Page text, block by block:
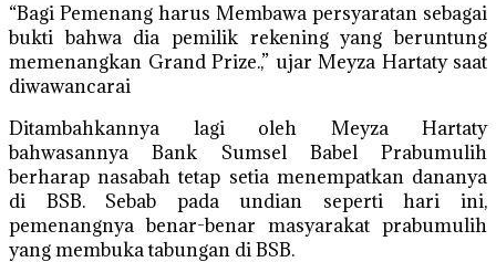
“Bagi Pemenang harus Membawa persyaratan sebagai
bukti bahwa dia pemilik rekening yang beruntung
memenangkan Grand Prize.,” ujar Meyza Hartaty saat
diwawancarai
Ditambahkannya lagi oleh Meyza Hartaty
bahwasannya Bank Sumsel Babel Prabumulih
berharap nasabah tetap setia menempatkan dananya
di BSB. Sebab pada undian seperti hari ini,
pemenangnya benar-benar masyarakat prabumulih
yang membuka tabungan di BSB.